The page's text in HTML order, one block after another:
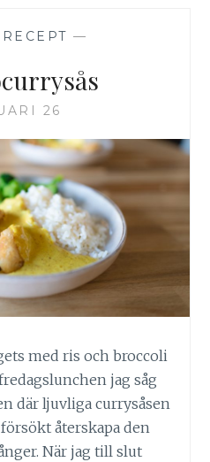
RECEPT —
26
med ris och broccoli
jag såg
där ljuvliga currysåsen
återskapa den
När jag till slut